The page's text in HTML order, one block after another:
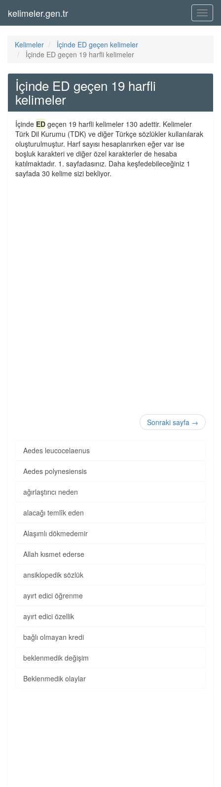
Menü
kelimeler.gen.tr
Kelimeler
İçinde ED geçen kelimeler
İçinde ED geçen 19 harfli kelimeler
İçinde ED geçen 19 harfli
kelimeler
İçinde ED geçen 19 harfli kelimeler 130 adettir. Kelimeler
Türk Dil Kurumu (TDK) ve diğer Türkçe sözlükler kullanılarak
oluşturulmuştur. Harf sayısı hesaplanırken eğer var ise
boşluk karakteri ve diğer özel karakterler de hesaba
katılmaktadır. 1. sayfadasınız. Daha keşfedebileceğiniz 1
sayfada 30 kelime sizi bekliyor.
Sonraki sayfa →
Aedes leucocelaenus
Aedes polynesiensis
ağırlaştırıcı neden
alacağı temlîk eden
Alaşımlı dökmedemir
Allah kısmet ederse
ansiklopedik sözlük
ayırt edici öğrenme
ayırt edici özellik
bağlı olmayan kredi
beklenmedik değişim
Beklenmedik olaylar